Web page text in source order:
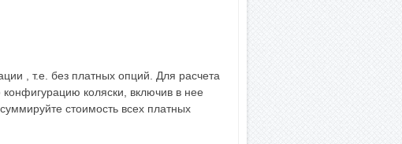
, т.е. без платных опций. Для расчета
конфигурацию коляски, включив в нее
стоимость всех платных